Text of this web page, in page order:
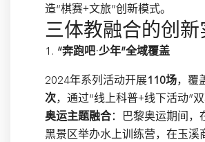
造“棋赛+文旅”创新模式。
三体教融合的创新
1. “奔跑吧·少年”全域覆盖
2024年系列活动开展110场，覆
次，通过“线上科普+线下活动”双
奥运主题融合：巴黎奥运期间，
黑景区举办水上训练营，在玉溪